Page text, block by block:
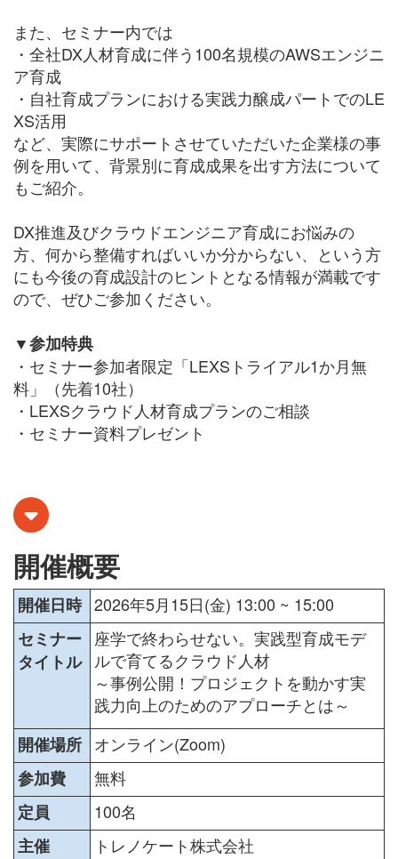
また、セミナー内では
・全社DX人材育成に伴う100名規模のAWSエンジニ
ア育成
・自社育成プランにおける実践力醸成パートでのLE
XS活用
など、実際にサポートさせていただいた企業様の事
例を用いて、背景別に育成成果を出す方法について
もご紹介。
DX推進及びクラウドエンジニア育成にお悩みの
方、何から整備すればいいか分からない、という方
にも今後の育成設計のヒントとなる情報が満載です
ので、ぜひご参加ください。
▼参加特典
・セミナー参加者限定「LEXSトライアル1か月無
料」（先着10社）
・LEXSクラウド人材育成プランのご相談
・セミナー資料プレゼント
開催概要
開催日時 2026年5月15日(金) 13:00 ~ 15:00
セミナー
タイトル
座学で終わらせない。実践型育成モデ
ルで育てるクラウド人材
～事例公開！プロジェクトを動かす実
践力向上のためのアプローチとは～
開催場所 オンライン(Zoom)
参加費
無料
定員
100名
主催
トレノケート株式会社